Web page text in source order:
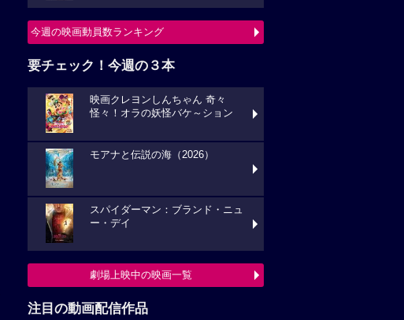
今週の映画動員数ランキング
要チェック！今週の３本
映画クレヨンしんちゃん 奇々
怪々！オラの妖怪バケ～ション
モアナと伝説の海（2026）
スパイダーマン：ブランド・ニュ
ー・デイ
劇場上映中の映画一覧
注目の動画配信作品